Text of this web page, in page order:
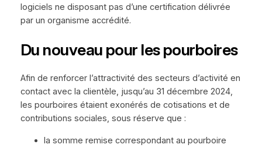
logiciels ne disposant pas d’une certification délivrée
par un organisme accrédité.
Du nouveau pour les pourboires
Afin de renforcer l’attractivité des secteurs d’activité en
contact avec la clientèle, jusqu’au 31 décembre 2024,
les pourboires étaient exonérés de cotisations et de
contributions sociales, sous réserve que :
la somme remise correspondant au pourboire